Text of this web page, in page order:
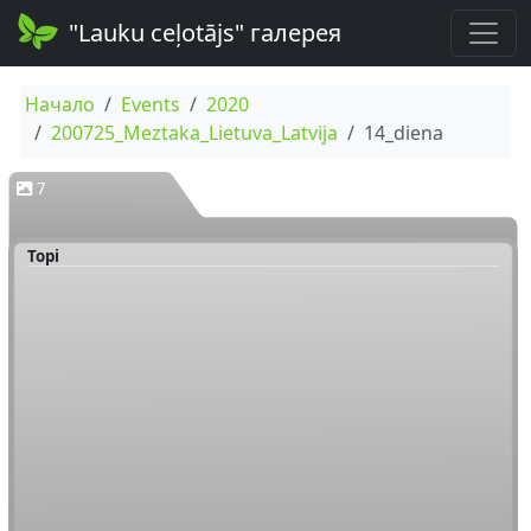
"Lauku ceļotājs" галерея
Начало Events
2020
200725_Meztaka_Lietuva_Latvija
14_diena
7
Topi